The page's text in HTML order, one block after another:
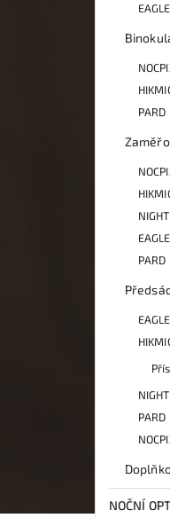
EAGLE
PARD
EAGLE
PARD
EAGLE
PARD
NOČNÍ